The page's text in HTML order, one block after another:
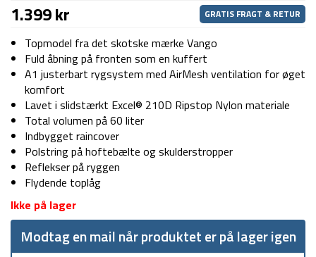
1.399kr GRATIS FRAGT & RETUR
Topmodel fra det skotske mærke Vango
Fuld åbning på fronten som en kuffert
A1 justerbart rygsystem med AirMesh ventilation for øget
komfort
Lavet i slidstærkt Excel® 210D Ripstop Nylon materiale
Total volumen på 60 liter
Indbygget raincover
Polstring på hoftebælte og skulderstropper
Reflekser på ryggen
Flydende toplåg
Ikke på lager
Modtag en mail når produktet er på lager igen